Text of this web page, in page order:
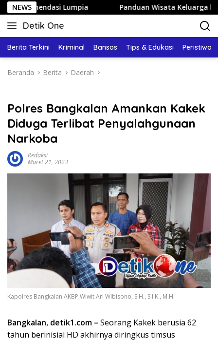
Langsung
ke
konten
NEWS
Lumpia Panduan Wisata Keluarga ke Kota Batu:
Detik One
Tajam
Fakta
Berita Terkini Kriminal Bansos Tips & Edukasi Peristiwa
Beranda Berita Daerah
Polres Bangkalan Amankan Kakek
Diduga Terlibat Penyalahgunaan
Narkoba
Redaksi
Maret 21, 2023
Kapolres Bangkalan AKBP Wiwit Ari Wibisono, S.H., S.I.K., M.H.
Bangkalan, detik1.com – Seorang Kakek berusia 62
tahun berinisial HD akhirnya diringkus timsus